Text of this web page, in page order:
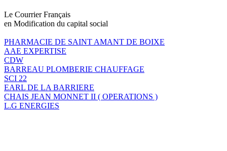
Le Courrier Français
en Modification du capital social
PHARMACIE DE SAINT AMANT DE BOIXE
AAE EXPERTISE
CDW
BARREAU PLOMBERIE CHAUFFAGE
SCI 22
EARL DE LA BARRIERE
CHAIS JEAN MONNET II ( OPERATIONS )
L.G ENERGIES